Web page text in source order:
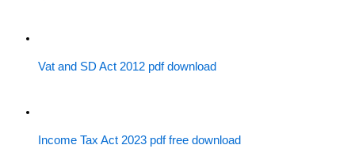
Vat and SD Act 2012 pdf download
Income Tax Act 2023 pdf free download